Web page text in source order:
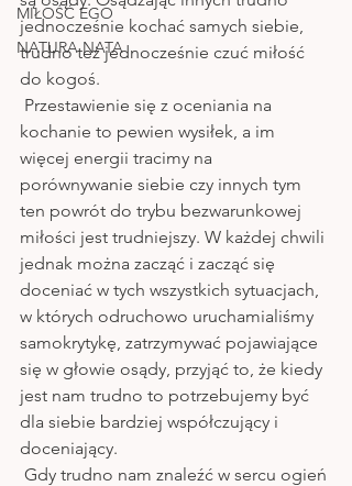
MIŁOŚĆ EGO
NATURA NATA
jednocześnie kochać samych siebie,
trudno też jednocześnie czuć miłość
do kogoś.
kochanie to pewien wysiłek, a im
więcej energii tracimy na
porównywanie siebie czy innych tym
ten powrót do trybu bezwarunkowej
miłości jest trudniejszy. W każdej chwili
jednak można zacząć i zacząć się
doceniać w tych wszystkich sytuacjach,
w których odruchowo uruchamialiśmy
samokrytykę, zatrzymywać pojawiające
się w głowie osądy, przyjąć to, że kiedy
jest nam trudno to potrzebujemy być
dla siebie bardziej współczujący i
doceniający.